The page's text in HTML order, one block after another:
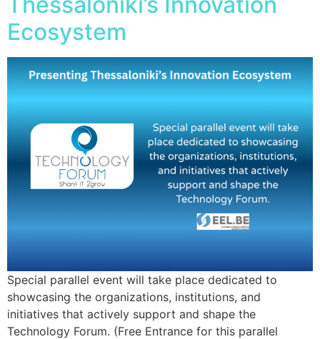
Ecosystem
Special parallel event will take place dedicated to
showcasing the organizations, institutions, and
initiatives that actively support and shape the
Technology Forum. (Free Entrance for this parallel